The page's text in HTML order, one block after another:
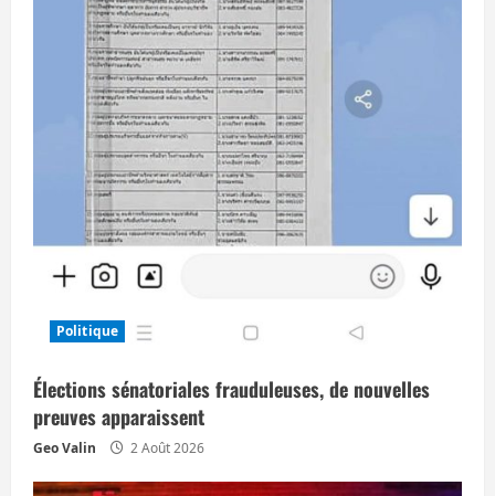
Politique
Élections sénatoriales frauduleuses, de nouvelles
preuves apparaissent
Geo Valin 2 Août 2026